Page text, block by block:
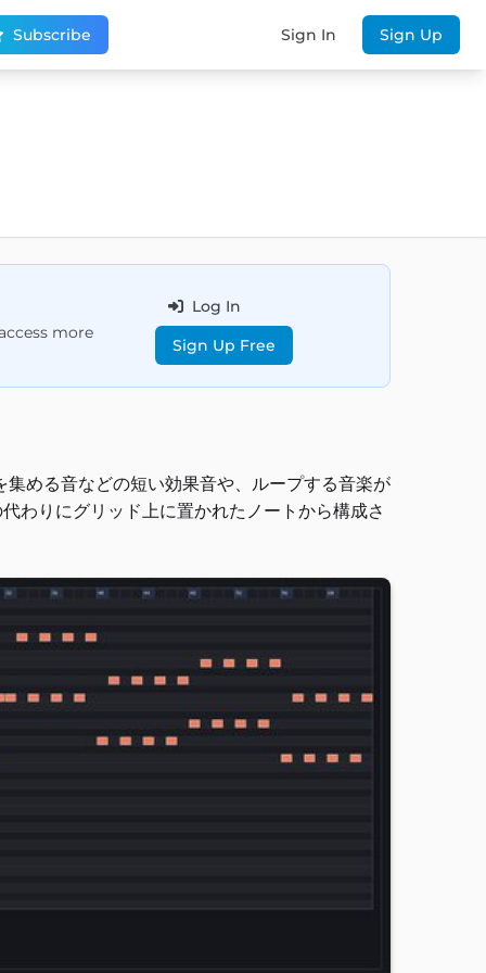
Subscribe Sign In Sign Up
more
Log In
Sign Up Free
める音などの短い効果音や、ループする音楽が
わりにグリッド上に置かれたノートから構成さ